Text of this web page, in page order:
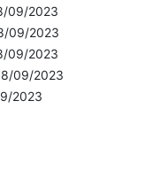
09/2023
09/2023
09/2023
09/2023
2023